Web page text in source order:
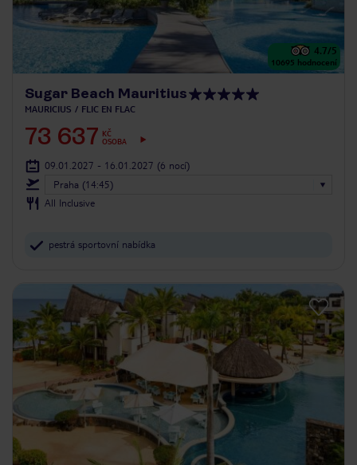
4.7/5
10695 hodnocení
Sugar Beach Mauritius
MAURICIUS FLIC EN FLAC
73 637 KČ
OSOBA
09.01.2027 - 16.01.2027 (6 nocí)
Praha (14:45)
All Inclusive
pestrá sportovní nabídka